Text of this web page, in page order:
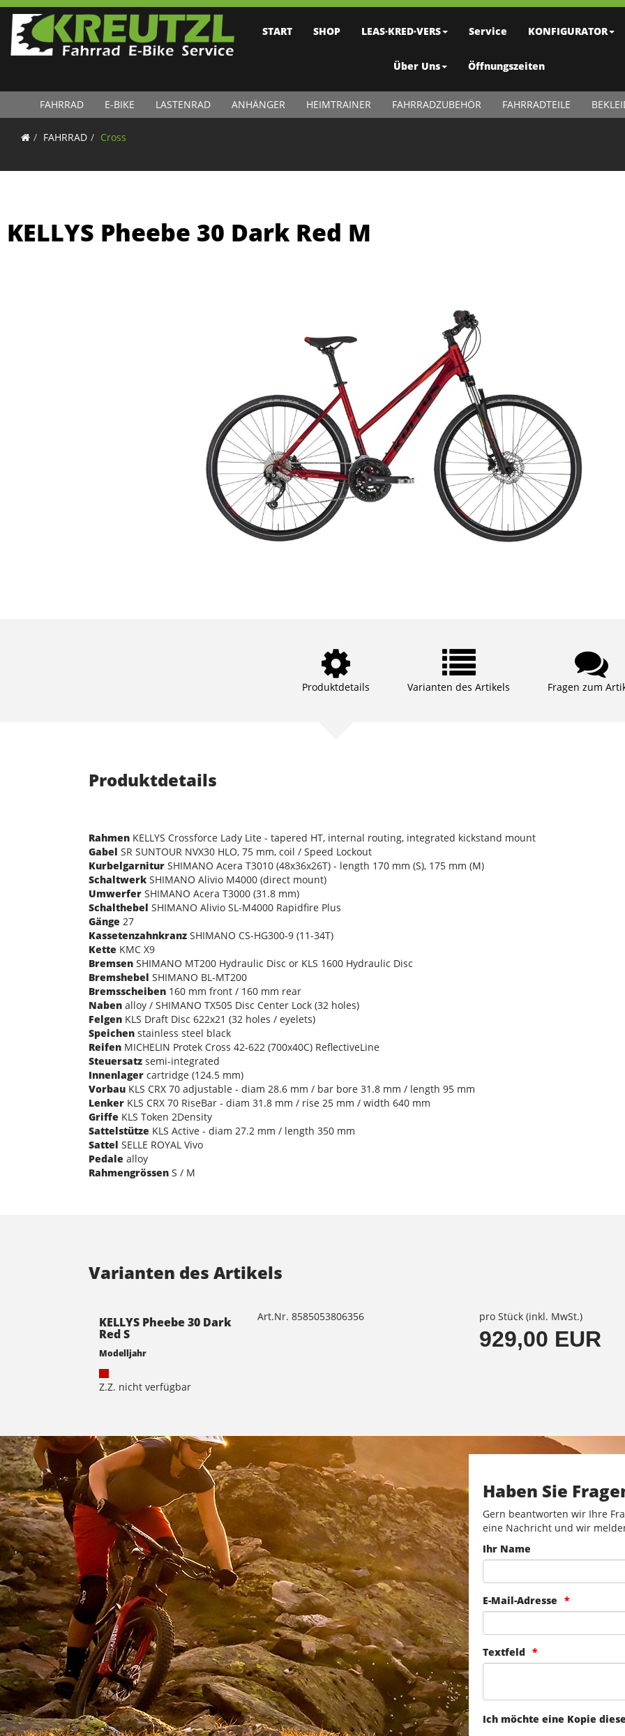
START SHOP LEAS·KRED·VERS Service KONFIGURATOR
Über Uns Öffnungszeiten
FAHRRAD E-BIKE LASTENRAD ANHÄNGER HEIMTRAINER FAHRRADZUBEHÖR FAHRRADTEILE
FAHRRAD Cross
KELLYS Pheebe 30 Dark Red M
Produktdetails Varianten des Artikels Fragen zum
Produktdetails
Rahmen KELLYS Crossforce Lady Lite - tapered HT, internal routing, integrated kickstand mount
Gabel SR SUNTOUR NVX30 HLO, 75 mm, coil / Speed Lockout
Kurbelgarnitur SHIMANO Acera T3010 (48x36x26T) - length 170 mm (S), 175 mm (M)
Schaltwerk SHIMANO Alivio M4000 (direct mount)
Umwerfer SHIMANO Acera T3000 (31.8 mm)
Schalthebel SHIMANO Alivio SL-M4000 Rapidfire Plus
Gänge 27
Kassetenzahnkranz SHIMANO CS-HG300-9 (11-34T)
Kette KMC X9
Bremsen SHIMANO MT200 Hydraulic Disc or KLS 1600 Hydraulic Disc
Bremshebel SHIMANO BL-MT200
Bremsscheiben 160 mm front / 160 mm rear
Naben alloy / SHIMANO TX505 Disc Center Lock (32 holes)
Felgen KLS Draft Disc 622x21 (32 holes / eyelets)
Speichen stainless steel black
Reifen MICHELIN Protek Cross 42-622 (700x40C) ReflectiveLine
Steuersatz semi-integrated
Innenlager cartridge (124.5 mm)
Vorbau KLS CRX 70 adjustable - diam 28.6 mm / bar bore 31.8 mm / length 95 mm
Lenker KLS CRX 70 RiseBar - diam 31.8 mm / rise 25 mm / width 640 mm
Griffe KLS Token 2Density
Sattelstütze KLS Active - diam 27.2 mm / length 350 mm
Sattel SELLE ROYAL Vivo
Pedale alloy
Rahmengrössen S / M
Varianten des Artikels
KELLYS Pheebe 30 Dark
Red S
Modelljahr
Z.Z. nicht verfügbar
Art.Nr. 8585053806356 pro Stück (inkl. MwSt.)
929,00 EUR
Haben Sie
Gern beantworten wir Ihre
eine Nachricht und wir
Ihr Name
E-Mail-Adresse
Textfeld
Ich möchte eine Kopie